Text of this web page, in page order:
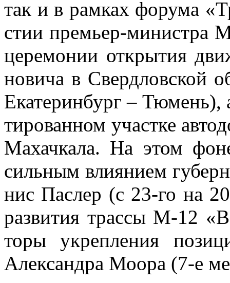
так и в рам­ках фо­ру­ма
стии пре­мьер-ми­ни­стра
це­ре­мо­нии от­кры­тия
но­ви­ча в Сверд­лов­ской
Ека­те­рин­бург – Тю­мень),
ти­ро­ван­ном участ­ке
Ма­хач­ка­ла. На этом
силь­ным вли­я­ни­ем
нис Пас­лер (с 23-го на
раз­ви­тия трас­сы М-12
то­ры укреп­ле­ния
Алек­сандра Мо­ора (7-е